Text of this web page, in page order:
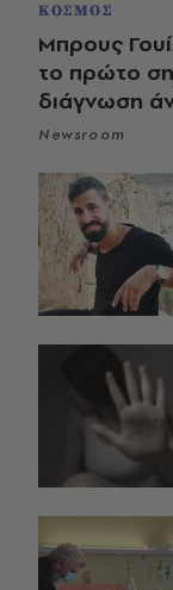
ΚΟΣΜΟΣ
Μπρους
το πρώτο
διάγνωση
Newsroom